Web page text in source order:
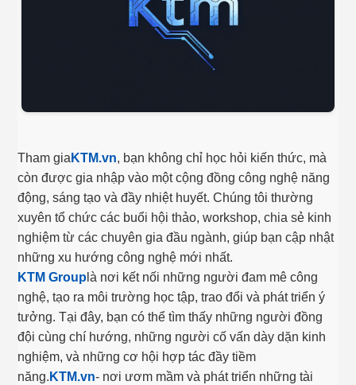
Tham giaKTM.vn, bạn không chỉ học hỏi kiến thức, mà
còn được gia nhập vào một cộng đồng công nghệ năng
động, sáng tạo và đầy nhiệt huyết. Chúng tôi thường
xuyên tổ chức các buổi hội thảo, workshop, chia sẻ kinh
nghiệm từ các chuyên gia đầu ngành, giúp bạn cập nhật
những xu hướng công nghệ mới nhất.
KTM Group là nơi kết nối những người đam mê công
nghệ, tạo ra môi trường học tập, trao đổi và phát triển ý
tưởng. Tại đây, bạn có thể tìm thấy những người đồng
đội cùng chí hướng, những người cố vấn dày dặn kinh
nghiệm, và những cơ hội hợp tác đầy tiềm
năng. KTM.vn- nơi ươm mầm và phát triển những tài